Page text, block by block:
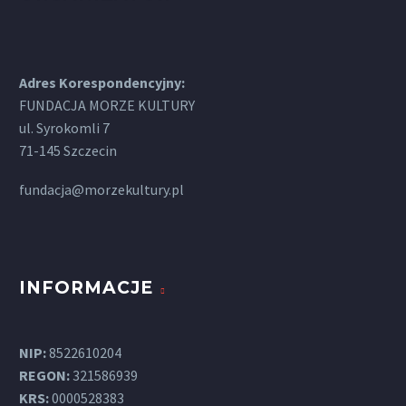
Adres Korespondencyjny:
FUNDACJA MORZE KULTURY
ul. Syrokomli 7
71-145 Szczecin
fundacja@morzekultury.pl
INFORMACJE
NIP:8522610204
REGON: 321586939
KRS:0000528383